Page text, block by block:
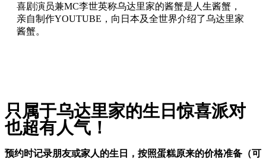
喜剧演员兼MC李世英称乌达里家的酱蟹是人生酱蟹，
亲自制作YOUTUBE，向日本及全世界介绍了乌达里家
酱蟹。
只属于乌达里家的生日惊喜派对
也超有人气！
预约时记录朋友或家人的生日，按照蛋糕原来的价格准备（可